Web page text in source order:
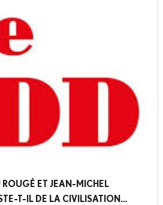
plus que jamais comme un
ET JEAN-MICHEL
T-IL DE LA CIVILISATION